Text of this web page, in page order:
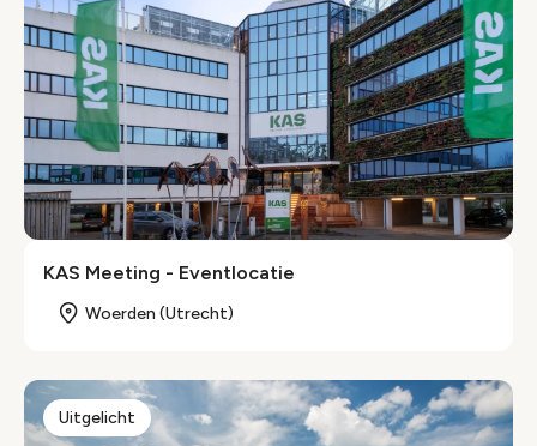
KAS Meeting - Eventlocatie
Woerden (Utrecht)
Uitgelicht